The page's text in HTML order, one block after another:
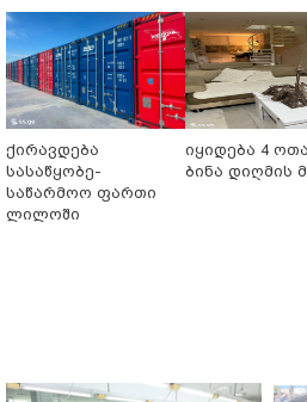
ქირავდება
სასაწყობე-
საწარმოო ფართი
ლილოში
იყიდება 4
ბინა დიღმის